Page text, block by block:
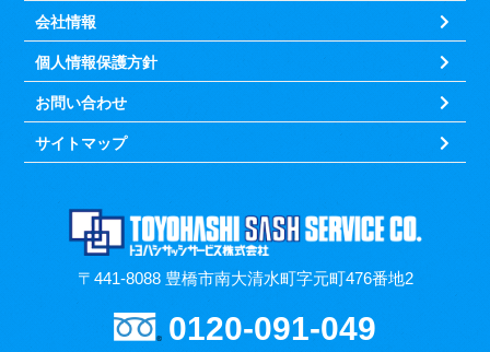
会社情報
個人情報保護方針
お問い合わせ
サイトマップ
〒441-8088 豊橋市南大清水町字元町476番地2
0120-091-049